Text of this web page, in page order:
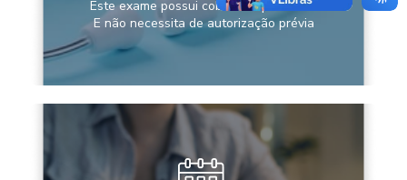
Este exame possui cobertura pela ANS
E não necessita de autorização prévia